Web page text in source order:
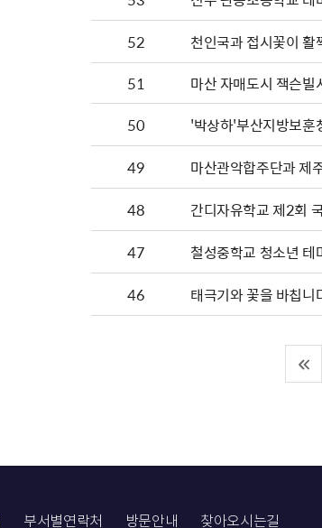
52
천인국과 접시꽃이 활
51
마산 자매도시 잭슨빌
50
'박상하'부산지방보훈
49
마산관악합주단과 제
48
간디자유학교 제2회
47
철성중학교 청소년 테
46
태극기와 꽃을 바칩니
부서별연락처 방문안내 찾아오시는길